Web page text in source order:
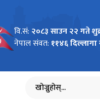
वि.सं: २०८३ साउन २२ गते
नेपाल संवत: ११४६
खोज्नुहोस्